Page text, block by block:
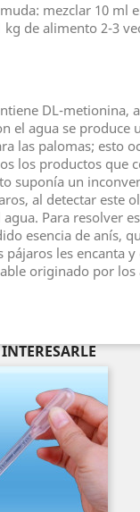
mezclar 10 ml
de alimento 2-3
DL-metionina,
el agua se produce
las palomas; esto
los productos que
suponía un
al detectar este
Para resolver
esencia de anís,
pájaros les encanta y
originado por los